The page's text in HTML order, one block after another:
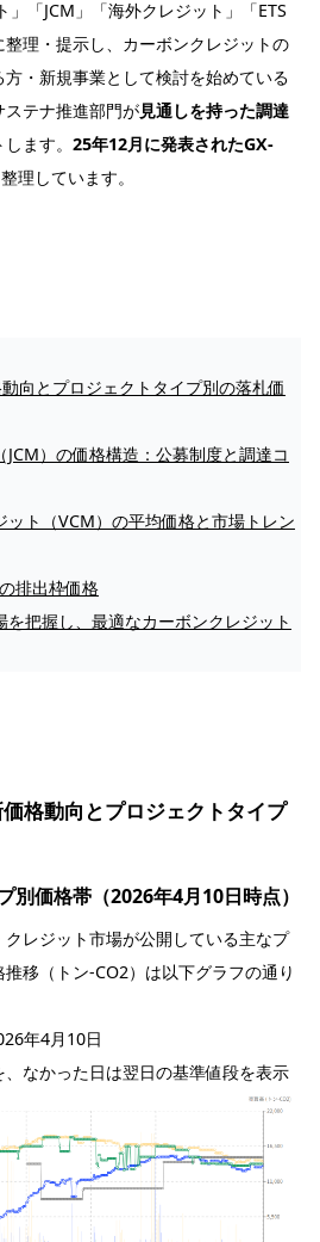
」「JCM」「海外クレジット」「ETS
理・提示し、カーボンクレジットの
・新規事業として検討を始めている
テナ推進部門が見通しを持った調達
ます。 25年12月に発表されたGX-
理しています。
向とプロジェクトタイプ別の落札価
）の価格構造：公募制度と調達コ
ト（VCM）の平均価格と市場トレン
排出枠価格
把握し、最適なカーボンクレジット
格動向とプロジェクトタイプ
別価格帯（2026年4月10日時点）
レジット市場が公開している主なプ
移（トン‐CO2）は以下グラフの通り
年4月10日
、なかった日は翌日の基準値段を表示